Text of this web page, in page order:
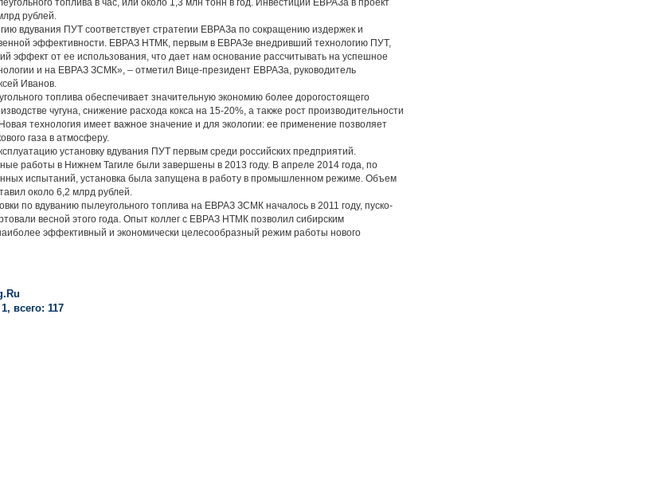
топлива в час, или около 1,3 млн тонн в год. Инвестиции ЕВРАЗа в проект
рублей.
вдувания ПУТ соответствует стратегии ЕВРАЗа по сокращению издержек и
эффективности. ЕВРАЗ НТМК, первым в ЕВРАЗе внедривший технологию ПУТ,
эффект от ее использования, что дает нам основание рассчитывать на успешное
и на ЕВРАЗ ЗСМК», – отметил Вице-президент ЕВРАЗа, руководитель
Иванов.
топлива обеспечивает значительную экономию более дорогостоящего
чугуна, снижение расхода кокса на 15-20%, а также рост производительности
технология имеет важное значение и для экологии: ее применение позволяет
газа в атмосферу.
установку вдувания ПУТ первым среди российских предприятий.
работы в Нижнем Тагиле были завершены в 2013 году. В апреле 2014 года, по
испытаний, установка была запущена в работу в промышленном режиме. Объем
около 6,2 млрд рублей.
по вдуванию пылеугольного топлива на ЕВРАЗ ЗСМК началось в 2011 году, пуско-
весной этого года. Опыт коллег с ЕВРАЗ НТМК позволил сибирским
эффективный и экономически целесообразный режим работы нового
всего: 117